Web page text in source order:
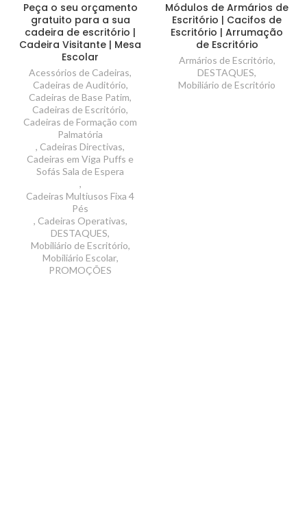
Peça o seu orçamento
gratuito para a sua
cadeira de escritório |
Cadeira Visitante | Mesa
Escolar
Acessórios de Cadeiras,
Cadeiras de Auditório,
Cadeiras de Base Patim,
Cadeiras de Escritório,
Cadeiras de Formação com
Palmatória
, Cadeiras Directivas,
Cadeiras em Viga Puffs e
Sofás Sala de Espera
,
Cadeiras Multiusos Fixa 4
Pés
, Cadeiras Operativas,
DESTAQUES,
Mobiliário de Escritório,
Mobiliário Escolar,
PROMOÇÕES
Módulos de Armários de
Escritório | Cacifos de
Escritório | Arrumação
de Escritório
Armários de Escritório,
DESTAQUES,
Mobiliário de Escritório